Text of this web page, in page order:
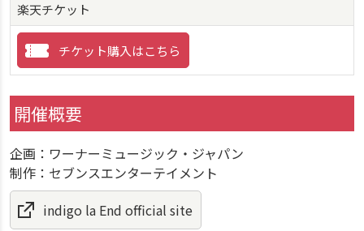
楽天チケット
チケット購入はこちら
開催概要
企画：ワーナーミュージック・ジャパン
制作：セブンスエンターテイメント
indigo la End official site